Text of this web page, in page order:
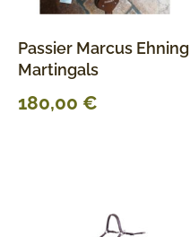
Passier Marcus Ehning
Martingals
180,00 €